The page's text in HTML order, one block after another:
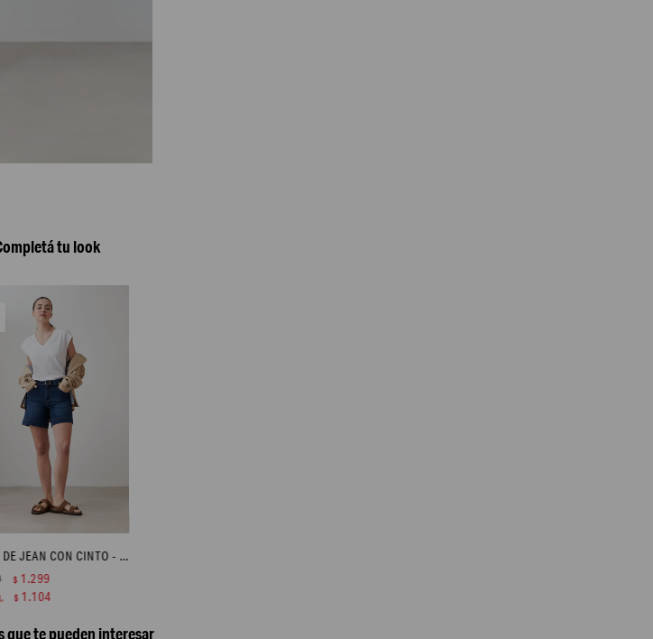
tu look
SHORT DE JEAN CON CINTO - JEAN MEDIO
$ 1.299
$ 1.104
que te pueden interesar